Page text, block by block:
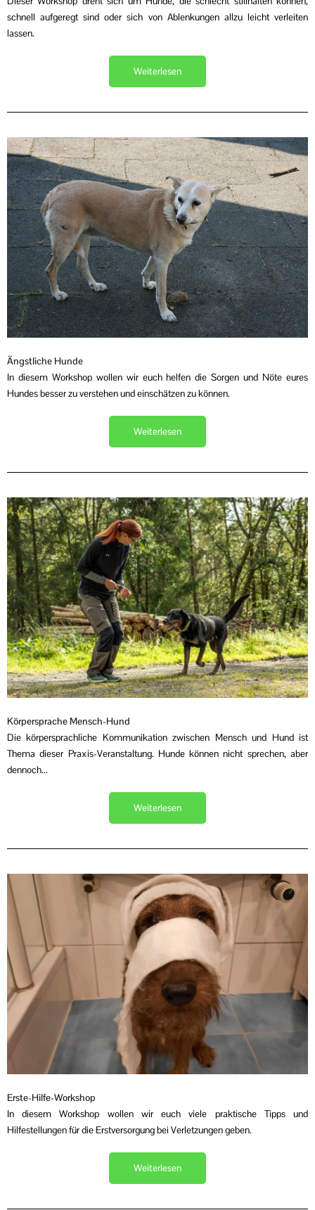
schnell aufgeregt sind oder sich von Ablenkungen allzu leicht verleiten
lassen.
Weiterlesen
Ängstliche Hunde
In diesem Workshop wollen wir euch helfen die Sorgen und Nöte eures
Hundes besser zu verstehen und einschätzen zu können.
Weiterlesen
Körpersprache Mensch-Hund
Die körpersprachliche Kommunikation zwischen Mensch und Hund ist
Thema dieser Praxis-Veranstaltung. Hunde können nicht sprechen, aber
dennoch...
Weiterlesen
Erste-Hilfe-Workshop
In diesem Workshop wollen wir euch viele praktische Tipps und
Hilfestellungen für die Erstversorgung bei Verletzungen geben.
Weiterlesen